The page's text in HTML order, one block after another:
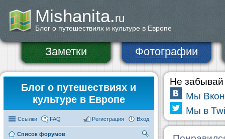
Mishanita.ru
Блог о путешествиях и культуре в Европе
Заметки Фотографии
Блог о путешествиях и
культуре в Европе
Ссылки FAQ Вход
Регистрация
Список форумов
Не забывай
Мы
Мы в